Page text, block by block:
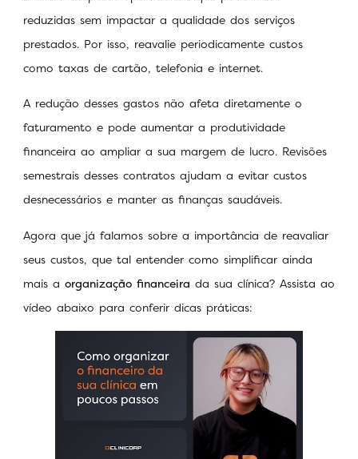
reduzidas sem impactar a qualidade dos serviços
prestados. Por isso, reavalie periodicamente custos
como taxas de cartão, telefonia e internet.
A redução desses gastos não afeta diretamente o
faturamento e pode aumentar a produtividade
financeira ao ampliar a sua margem de lucro. Revisões
semestrais desses contratos ajudam a evitar custos
desnecessários e manter as finanças saudáveis.
Agora que já falamos sobre a importância de reavaliar
seus custos, que tal entender como simplificar ainda
mais a organização financeira da sua clínica? Assista ao
vídeo abaixo para conferir dicas práticas: